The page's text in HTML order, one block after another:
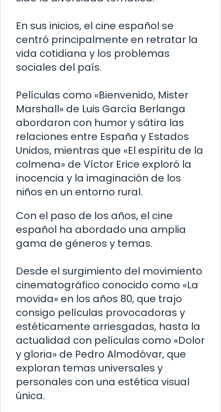
En sus inicios, el cine español se
centró principalmente en retratar la
vida cotidiana y los problemas
sociales del país.
Películas como «Bienvenido, Mister
Marshall» de Luis García Berlanga
abordaron con humor y sátira las
relaciones entre España y Estados
Unidos, mientras que «El espíritu de la
colmena» de Víctor Erice exploró la
inocencia y la imaginación de los
niños en un entorno rural.
Con el paso de los años, el cine
español ha abordado una amplia
gama de géneros y temas.
Desde el surgimiento del movimiento
cinematográfico conocido como «La
movida» en los años 80, que trajo
consigo películas provocadoras y
estéticamente arriesgadas, hasta la
actualidad con películas como «Dolor
y gloria» de Pedro Almodóvar, que
exploran temas universales y
personales con una estética visual
única.